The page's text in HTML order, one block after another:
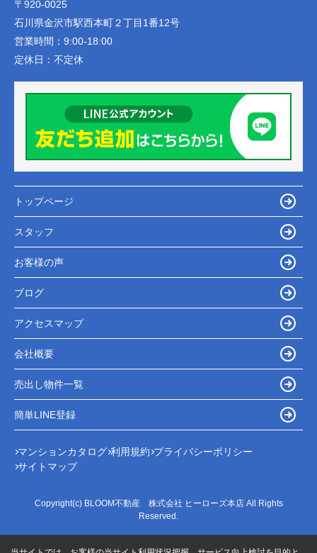
〒920-0025
石川県金沢市駅西本町２丁目1番12号
営業時間： 9:00-18:00
定休日： 不定休
トップページ
スタッフ
お客様の声
ブログ
アクセスマップ
会社概要
売出し物件一覧
簡単LINE登録
マンションカタログ 利用規約 プライバシーポリシー
サイトマップ
Copyright(c) BLOOM不動産 株式会社 ヒーローズ本店 All Rights
Reserved.